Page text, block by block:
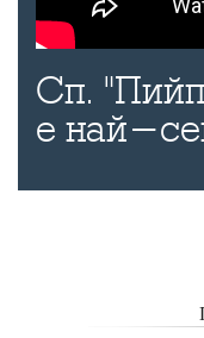
Сп.
е най-